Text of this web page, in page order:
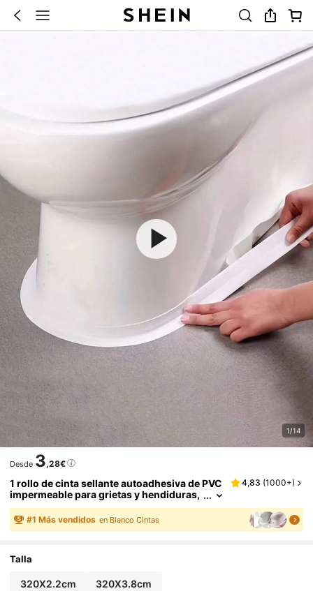
1/14
Desde 3,28€
1 rollo de cinta sellante autoadhesiva de PVC
impermeable para grietas y hendiduras,
adecuada para cocina, baño y bañera
4,83 (1000+)
#1 Más vendidos en Blanco Cintas
Talla
320X2.2cm 320X3.8cm